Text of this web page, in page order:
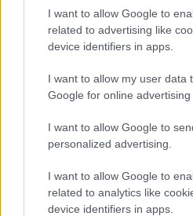
I want to allow Google to
related to advertising like
device identifiers in apps.
I want to allow my user data
Google for online advertising
I want to allow Google to
personalized advertising.
I want to allow Google to
related to analytics like
device identifiers in apps.
σημαντικό ότι κάθε
το θέμα συμβάλλει στην
και κάνει τη διαδικασία πιο
επόμενο.